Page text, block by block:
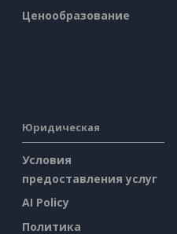
Ценообразование
Юридическая
Условия
предоставления услуг
AI Policy
Политика